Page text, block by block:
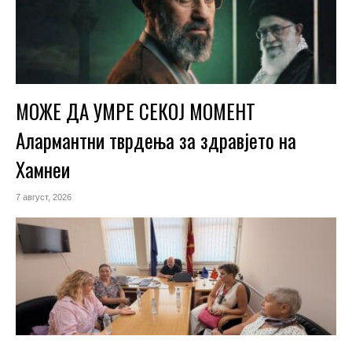
МОЖЕ ДА УМРЕ СЕКОЈ МОМЕНТ
Алармантни тврдења за здравјето на
Хамнеи
7 август, 2026